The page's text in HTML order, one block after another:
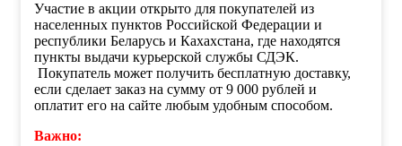
Участие в акции открыто для покупателей из
населенных пунктов Российской Федерации и
республики Беларусь и Кахахстана, где находятся
пункты выдачи курьерской службы СДЭК.
Покупатель может получить бесплатную доставку,
если сделает заказ на сумму от 9 000 рублей и
оплатит его на сайте любым удобным способом.
Важно: